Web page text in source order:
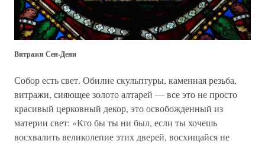
Витражи Сен-Дени
Собор есть свет. Обилие скульптуры, каменная резьба,
витражи, сияющее золото алтарей — все это не просто
красивый церковный декор, это освобожденный из
материи свет: «Кто бы ты ни был, если ты хочешь
восхвалить великолепие этих дверей, восхищайся не